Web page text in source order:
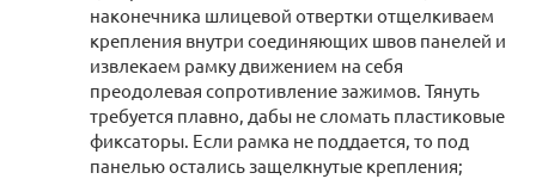
наконечника шлицевой отвертки отщелкиваем
крепления внутри соединяющих швов панелей и
извлекаем рамку движением на себя
преодолевая сопротивление зажимов. Тянуть
требуется плавно, дабы не сломать пластиковые
фиксаторы. Если рамка не поддается, то под
панелью остались защелкнутые крепления;